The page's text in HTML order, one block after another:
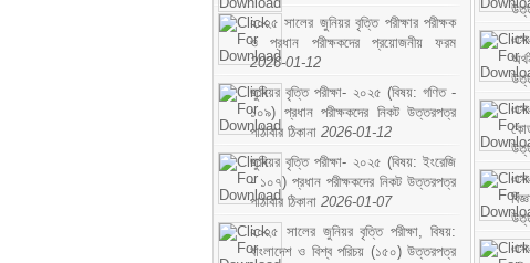
২০২৫ সালের জুনিয়র বৃত্তি পরীক্ষার পরীক্ষক
ও প্রধান পরীক্ষকদের প্রয়োজনীয় ফরম
2026-01-12
জুনিয়র বৃত্তি পরীক্ষা- ২০২৫ (বিষয়: গণিত -
১০৯) প্রধান পরীক্ষকদের নিকট উত্তরপত্র
পাঠাবার ঠিকানা 2026-01-12
জুনিয়র বৃত্তি পরীক্ষা- ২০২৫ (বিষয়: ইংরেজি
- ১০৭) প্রধান পরীক্ষকদের নিকট উত্তরপত্র
পাঠাবার ঠিকানা 2026-01-07
২০২৫ সালের জুনিয়র বৃত্তি পরীক্ষা, বিষয়:
বাংলাদেশ ও বিশ্ব পরিচয় (১৫০) উত্তরপত্র